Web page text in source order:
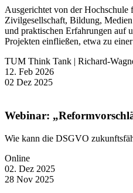
Ausgerichtet von der
Zivilgesellschaft, Bildung,
und praktischen Erfahrungen auf
Projekten einfließen, etwa zu
TUM Think Tank | Richard-
12. Feb 2026
02 Dez 2025
Webinar:
Wie kann die DSGVO
Online
02. Dez 2025
28 Nov 2025